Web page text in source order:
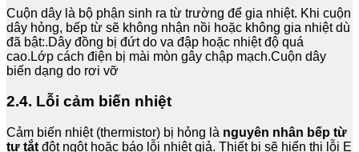
Cuộn dây là bộ phận sinh ra từ trường để gia nhiệt. Khi cuộn
dây hỏng, bếp từ sẽ không nhận nồi hoặc không gia nhiệt dù
đã bật:.Dây đồng bị đứt do va đập hoặc nhiệt độ quá
cao.Lớp cách điện bị mài mòn gây chập mạch.Cuộn dây
biến dạng do rơi vỡ
2.4. Lỗi cảm biến nhiệt
Cảm biến nhiệt (thermistor) bị hỏng là nguyên nhân bếp từ
tự tắt đột ngột hoặc báo lỗi nhiệt giả. Thiết bị sẽ hiển thị lỗi E